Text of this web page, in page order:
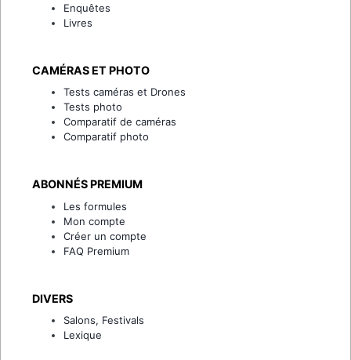
Enquêtes
Livres
CAMÉRAS ET PHOTO
Tests caméras et Drones
Tests photo
Comparatif de caméras
Comparatif photo
ABONNÉS PREMIUM
Les formules
Mon compte
Créer un compte
FAQ Premium
DIVERS
Salons, Festivals
Lexique